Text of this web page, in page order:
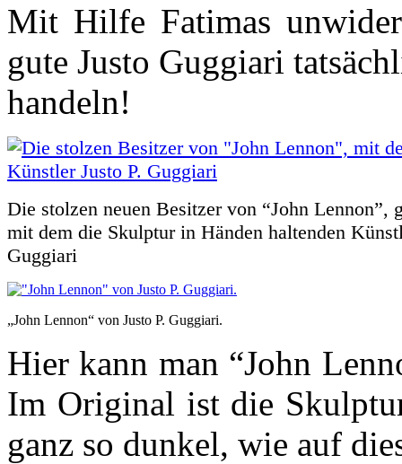
Mit Hilfe Fatimas
gute Justo Guggiari
handeln!
Die stolzen neuen Besitzer von “John Lennon”,
mit dem die Skulptur in Händen haltenden
Guggiari
„John Lennon“ von Justo P. Guggiari.
Hier kann man “John
Im Original ist die
ganz so dunkel, wie auf